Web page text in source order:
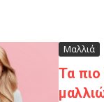
Μαλλιά
Τα